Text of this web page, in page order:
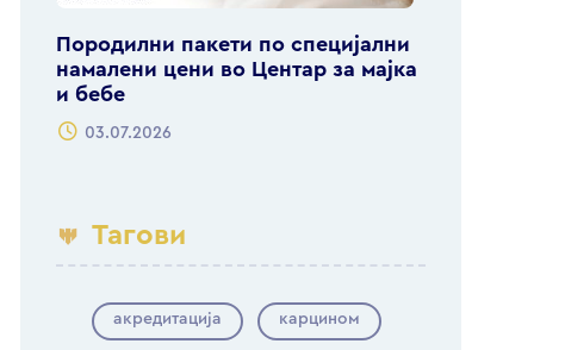
Породилни пакети по специјални
намалени цени во Центар за мајка
и бебе
03.07.2026
Тагови
акредитација карцином